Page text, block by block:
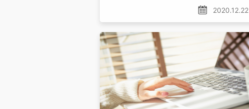
の場合、所得税は会社が納付しますが、住民
税は自分で納付しなければならないことが多
いため注意が必要です。
2020.12.22